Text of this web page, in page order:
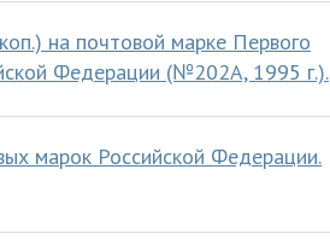
на почтовой марке Первого
Федерации (№202А, 1995 г.).
марок Российской Федерации.